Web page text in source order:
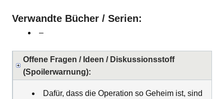
Verwandte Bücher / Serien:
–
Offene Fragen / Ideen / Diskussionsstoff
(Spoilerwarnung):
Dafür, dass die Operation so Geheim ist, sind